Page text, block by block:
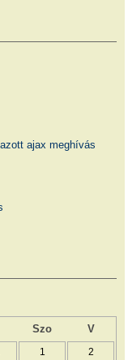
ajax meghívás
Szo V
1 2